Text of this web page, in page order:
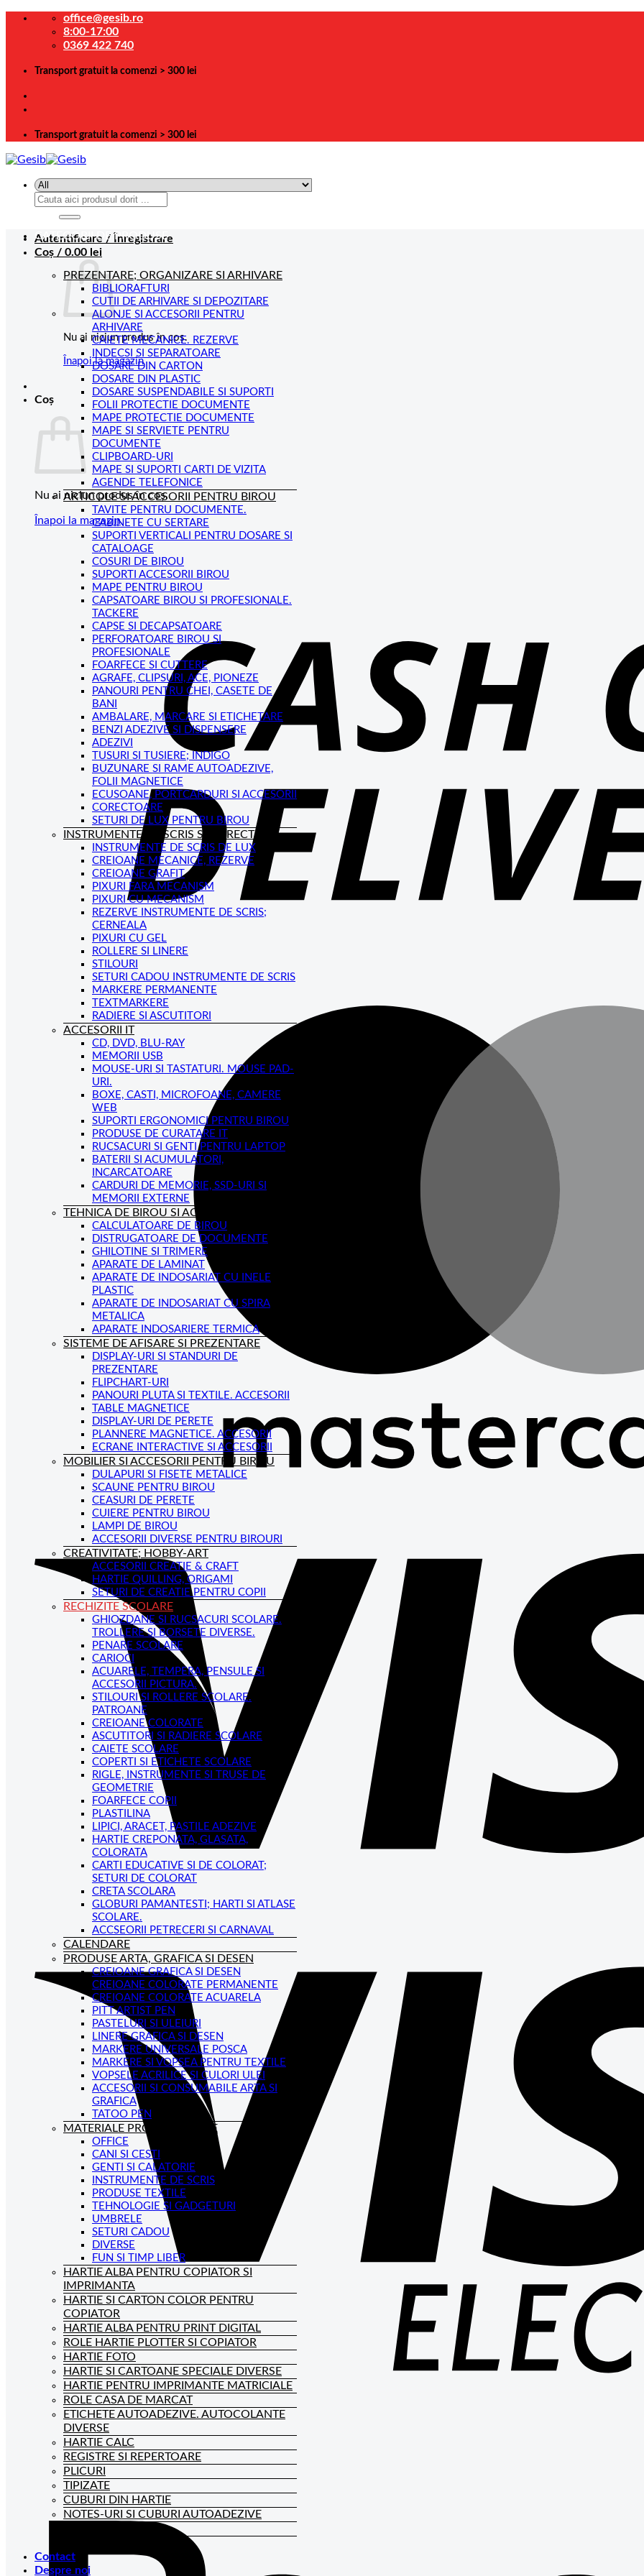
Skip
office@gesib.ro
8:00-17:00
0369 422 740
Transport gratuit la comenzi > 300 lei
Transport gratuit la comenzi > 300 lei
Caută
Autentificare / Înregistrare
Coș / 0.00 lei
Nu ai niciun produs în coș.
Înapoi la magazin
Coș
Nu ai niciun produs în coș.
Înapoi la magazin
CATEGORII DE PRODUSE
PREZENTARE; ORGANIZARE SI ARHIVARE
BIBLIORAFTURI
CUTII DE ARHIVARE SI DEPOZITARE
ALONJE SI ACCESORII PENTRU
ARHIVARE
CAIETE MECANICE. REZERVE
INDECSI SI SEPARATOARE
DOSARE DIN CARTON
DOSARE DIN PLASTIC
DOSARE SUSPENDABILE SI SUPORTI
FOLII PROTECTIE DOCUMENTE
MAPE PROTECTIE DOCUMENTE
MAPE SI SERVIETE PENTRU
DOCUMENTE
CLIPBOARD-URI
MAPE SI SUPORTI CARTI DE VIZITA
AGENDE TELEFONICE
ARTICOLE SI ACCESORII PENTRU BIROU
TAVITE PENTRU DOCUMENTE.
CABINETE CU SERTARE
SUPORTI VERTICALI PENTRU DOSARE SI
CATALOAGE
COSURI DE BIROU
SUPORTI ACCESORII BIROU
MAPE PENTRU BIROU
CAPSATOARE BIROU SI PROFESIONALE.
TACKERE
CAPSE SI DECAPSATOARE
PERFORATOARE BIROU SI
PROFESIONALE
FOARFECE SI CUTTERE
AGRAFE, CLIPSURI, ACE, PIONEZE
PANOURI PENTRU CHEI, CASETE DE
BANI
AMBALARE, MARCARE SI ETICHETARE
BENZI ADEZIVE SI DISPENSERE
ADEZIVI
TUSURI SI TUSIERE; INDIGO
BUZUNARE SI RAME AUTOADEZIVE,
FOLII MAGNETICE
ECUSOANE, PORTCARDURI SI ACCESORII
CORECTOARE
SETURI DE LUX PENTRU BIROU
INSTRUMENTE DE SCRIS SI CORECTAT
INSTRUMENTE DE SCRIS DE LUX
CREIOANE MECANICE, REZERVE
CREIOANE GRAFIT
PIXURI FARA MECANISM
PIXURI CU MECANISM
REZERVE INSTRUMENTE DE SCRIS;
CERNEALA
PIXURI CU GEL
ROLLERE SI LINERE
STILOURI
SETURI CADOU INSTRUMENTE DE SCRIS
MARKERE PERMANENTE
TEXTMARKERE
RADIERE SI ASCUTITORI
ACCESORII IT
CD, DVD, BLU-RAY
MEMORII USB
MOUSE-URI SI TASTATURI. MOUSE PAD-
URI.
BOXE, CASTI, MICROFOANE, CAMERE
WEB
SUPORTI ERGONOMICI PENTRU BIROU
PRODUSE DE CURATARE IT
RUCSACURI SI GENTI PENTRU LAPTOP
BATERII SI ACUMULATORI,
INCARCATOARE
CARDURI DE MEMORIE, SSD-URI SI
MEMORII EXTERNE
TEHNICA DE BIROU SI ACCESORII
CALCULATOARE DE BIROU
DISTRUGATOARE DE DOCUMENTE
GHILOTINE SI TRIMERE
APARATE DE LAMINAT
APARATE DE INDOSARIAT CU INELE
PLASTIC
APARATE DE INDOSARIAT CU SPIRA
METALICA
APARATE INDOSARIERE TERMICA
SISTEME DE AFISARE SI PREZENTARE
DISPLAY-URI SI STANDURI DE
PREZENTARE
FLIPCHART-URI
PANOURI PLUTA SI TEXTILE. ACCESORII
TABLE MAGNETICE
DISPLAY-URI DE PERETE
PLANNERE MAGNETICE. ACCESORII
ECRANE INTERACTIVE SI ACCESORII
MOBILIER SI ACCESORII PENTRU BIROU
DULAPURI SI FISETE METALICE
SCAUNE PENTRU BIROU
CEASURI DE PERETE
CUIERE PENTRU BIROU
LAMPI DE BIROU
ACCESORII DIVERSE PENTRU BIROURI
CREATIVITATE; HOBBY-ART
ACCESORII CREATIE & CRAFT
HARTIE QUILLING, ORIGAMI
SETURI DE CREATIE PENTRU COPII
RECHIZITE SCOLARE
GHIOZDANE SI RUCSACURI SCOLARE.
TROLLERE SI BORSETE DIVERSE.
PENARE SCOLARE
CARIOCI
ACUARELE, TEMPERA, PENSULE SI
ACCESORII PICTURA.
STILOURI SI ROLLERE SCOLARE.
PATROANE
CREIOANE COLORATE
ASCUTITORI SI RADIERE SCOLARE
CAIETE SCOLARE
COPERTI SI ETICHETE SCOLARE
RIGLE, INSTRUMENTE SI TRUSE DE
GEOMETRIE
FOARFECE COPII
PLASTILINA
LIPICI, ARACET, PASTILE ADEZIVE
HARTIE CREPONATA, GLASATA,
COLORATA
CARTI EDUCATIVE SI DE COLORAT;
SETURI DE COLORAT
CRETA SCOLARA
GLOBURI PAMANTESTI; HARTI SI ATLASE
SCOLARE.
ACCSEORII PETRECERI SI CARNAVAL
CALENDARE
PRODUSE ARTA, GRAFICA SI DESEN
CREIOANE GRAFICA SI DESEN
CREIOANE COLORATE PERMANENTE
CREIOANE COLORATE ACUARELA
PITT ARTIST PEN
PASTELURI SI ULEIURI
LINERE GRAFICA SI DESEN
MARKERE UNIVERSALE POSCA
MARKERE SI VOPSEA PENTRU TEXTILE
VOPSELE ACRILICE SI CULORI ULEI
ACCESORII SI CONSUMABILE ARTA SI
GRAFICA
TATOO PEN
MATERIALE PROMOTIONALE
OFFICE
CANI SI CESTI
GENTI SI CALATORIE
INSTRUMENTE DE SCRIS
PRODUSE TEXTILE
TEHNOLOGIE SI GADGETURI
UMBRELE
SETURI CADOU
DIVERSE
FUN SI TIMP LIBER
HARTIE ALBA PENTRU COPIATOR SI
IMPRIMANTA
HARTIE SI CARTON COLOR PENTRU
COPIATOR
HARTIE ALBA PENTRU PRINT DIGITAL
ROLE HARTIE PLOTTER SI COPIATOR
HARTIE FOTO
HARTIE SI CARTOANE SPECIALE DIVERSE
HARTIE PENTRU IMPRIMANTE MATRICIALE
ROLE CASA DE MARCAT
ETICHETE AUTOADEZIVE. AUTOCOLANTE
DIVERSE
HARTIE CALC
REGISTRE SI REPERTOARE
PLICURI
TIPIZATE
CUBURI DIN HARTIE
NOTES-URI SI CUBURI AUTOADEZIVE
Contact
Despre noi